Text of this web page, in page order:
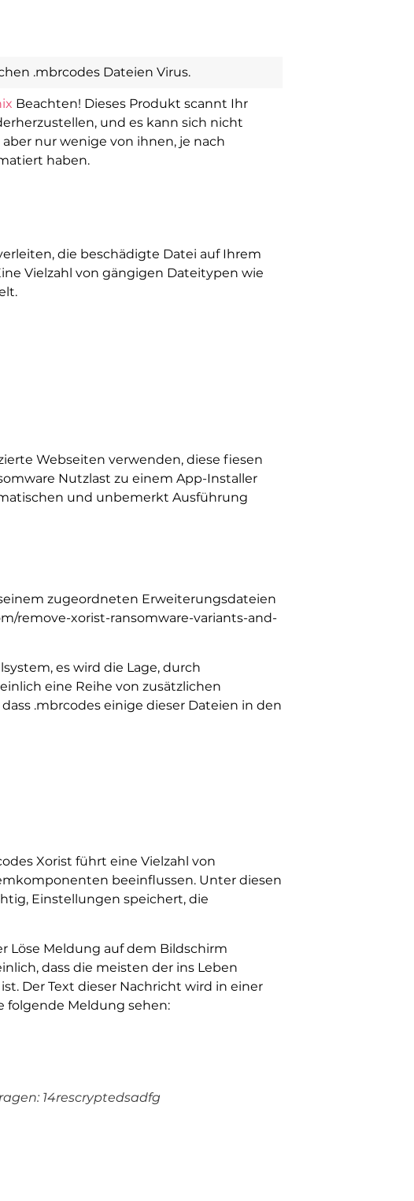
.mbrcodes Dateien Virus.
Beachten! Dieses Produkt scannt Ihr
und es kann sich nicht
nur wenige von ihnen, je nach
haben.
die beschädigte Datei auf Ihrem
Vielzahl von gängigen Dateitypen wie
Webseiten verwenden, diese fiesen
Nutzlast zu einem App-Installer
und unbemerkt Ausführung
zugeordneten Erweiterungsdateien
remove-xorist-ransomware-variants-and-
es wird die Lage, durch
eine Reihe von zusätzlichen
.mbrcodes einige dieser Dateien in den
Xorist führt eine Vielzahl von
beeinflussen. Unter diesen
Einstellungen speichert, die
Löse Meldung auf dem Bildschirm
dass die meisten der ins Leben
Der Text dieser Nachricht wird in einer
folgende Meldung sehen:
14rescryptedsadfg